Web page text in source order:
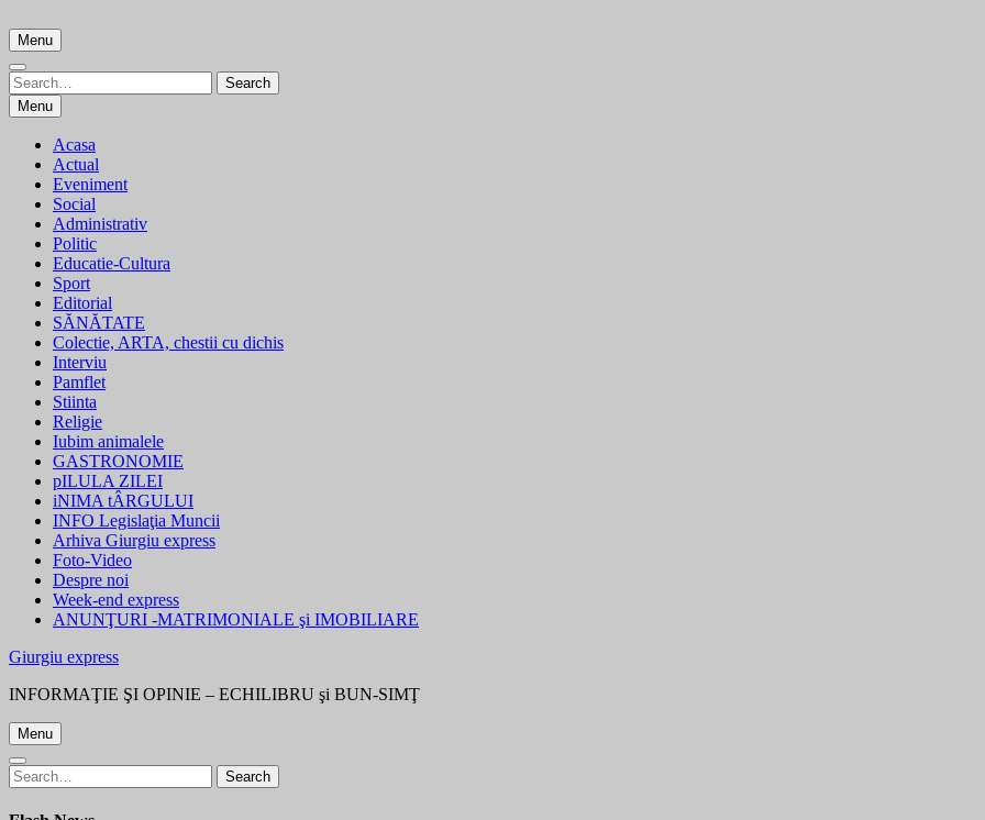
to
content
Menu
Search
for:
Search
Menu
Acasa
Actual
Eveniment
Social
Administrativ
Politic
Educatie-Cultura
Sport
Editorial
SĂNĂTATE
Colectie, ARTA, chestii cu dichis
Interviu
Pamflet
Stiinta
Religie
Iubim animalele
GASTRONOMIE
pILULA ZILEI
iNIMA tÂRGULUI
INFO Legislaţia Muncii
Arhiva Giurgiu express
Foto-Video
Despre noi
Week-end express
ANUNŢURI -MATRIMONIALE şi IMOBILIARE
Giurgiu express
INFORMAŢIE ŞI OPINIE – ECHILIBRU şi BUN-SIMŢ
Menu
Search
for:
Search